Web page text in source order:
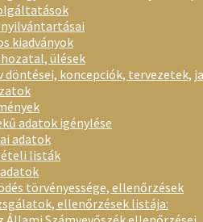
nyilvántartásai
kiadványok
ülések
döntései, koncepciók, tervezetek,
adatok igénylése
adatok
listák
törvényessége, ellenőrzések
ellenőrzések listája: